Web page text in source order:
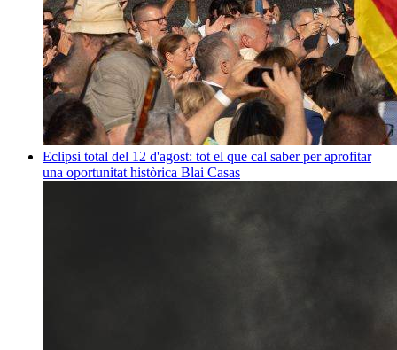
Eclipsi total del 12 d'agost: tot el que cal saber per aprofitar
una oportunitat històrica Blai Casas